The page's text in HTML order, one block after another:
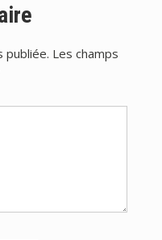
publiée. Les champs